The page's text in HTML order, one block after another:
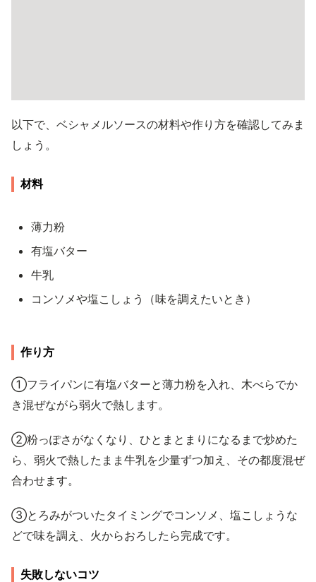
以下で、ベシャメルソースの材料や作り方を確認してみま
しょう。
材料
薄力粉
有塩バター
牛乳
コンソメや塩こしょう（味を調えたいとき）
作り方
①フライパンに有塩バターと薄力粉を入れ、木べらでか
き混ぜながら弱火で熱します。
②粉っぽさがなくなり、ひとまとまりになるまで炒めた
ら、弱火で熱したまま牛乳を少量ずつ加え、その都度混ぜ
合わせます。
③とろみがついたタイミングでコンソメ、塩こしょうな
どで味を調え、火からおろしたら完成です。
失敗しないコツ